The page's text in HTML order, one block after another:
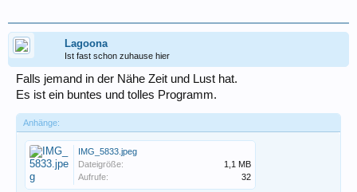
Lagoona
Ist fast schon zuhause hier
Falls jemand in der Nähe Zeit und Lust hat.
Es ist ein buntes und tolles Programm.
Anhänge:
IMG_5833.jpeg
Dateigröße:
1,1 MB
Aufrufe:
32